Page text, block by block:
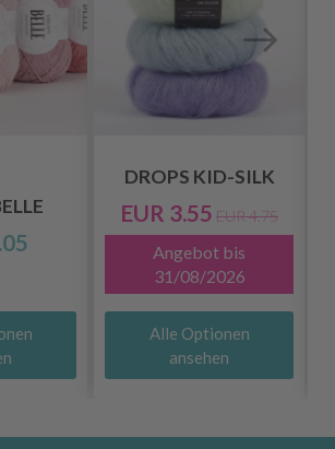
DROPS KID-SILK
EUR 3.55 EUR 4.75
Angebot bis
31/08/2026
Alle Optionen
ansehen